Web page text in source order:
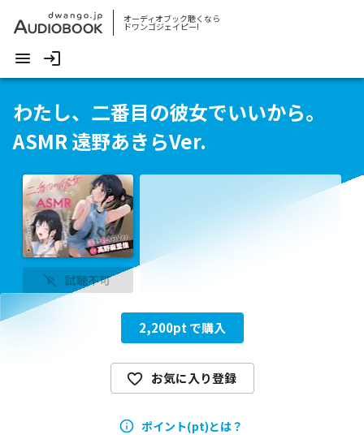
オーディオブック聴くなら
ドワンゴジェイピー!
わたし、二番目の彼女でいいから。
ASMR 遠野あきらVer.
試聴不可
2,200pt で購入
お気に入り登録
ポイント(pt)とは？